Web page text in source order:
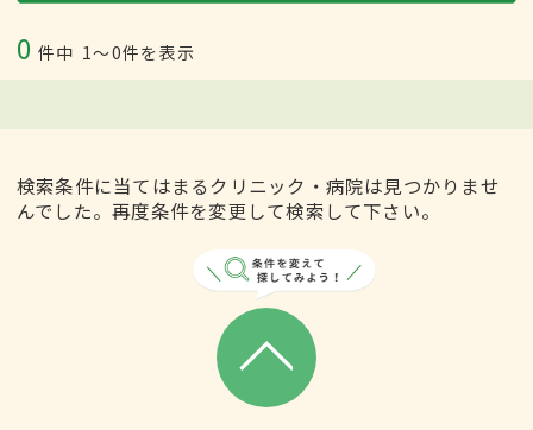
0 件中 1〜0件を表示
検索条件に当てはまるクリニック・病院は見つかりませ
んでした。再度条件を変更して検索して下さい。